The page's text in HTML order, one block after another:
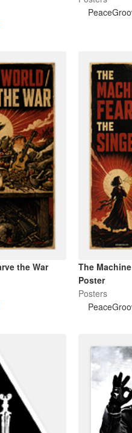
the War
The
Poster
Posters